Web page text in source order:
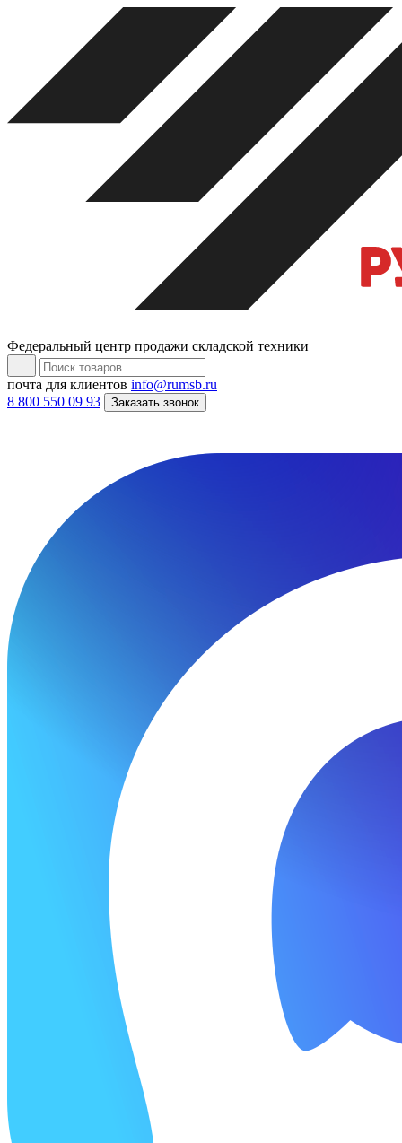
Федеральный центр продажи складской техники
почта для клиентов info@rumsb.ru
8 800 550 09 93
Заказать звонок